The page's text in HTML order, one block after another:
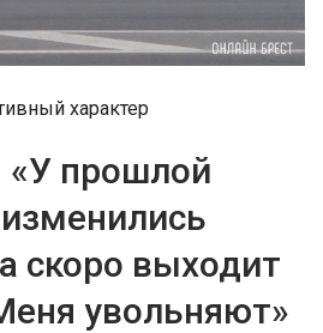
характер
«У прошлой
скоро выходит
увольняют»